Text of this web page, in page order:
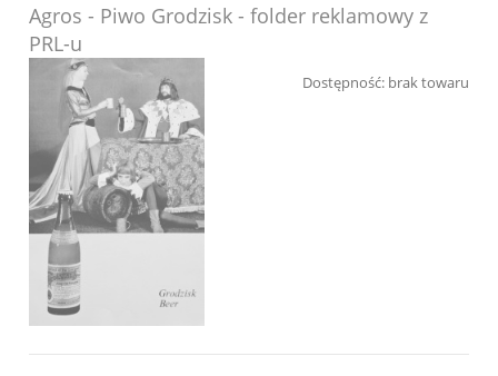
Agros - Piwo Grodzisk - folder reklamowy z
PRL-u
Dostępność: brak towaru